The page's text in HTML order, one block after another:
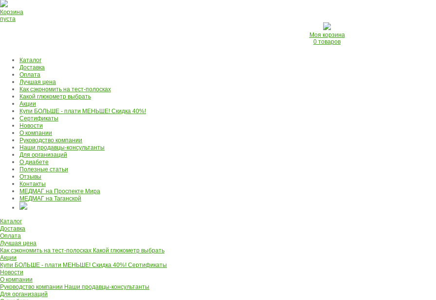
Корзина
пуста
Моя корзина
0 товаров
Каталог
Доставка
Оплата
Лучшая цена
Как сэкономить на тест-полосках
Какой глюкометр выбрать
Акции
Купи БОЛЬШЕ - плати МЕНЬШЕ! Скидка 40%!
Сертификаты
Новости
О компании
Руководство компании
Наши продавцы-консультанты
Для организаций
О диабете
Полезные статьи
Отзывы
Контакты
МЕДМАГ на Проспекте Мира
МЕДМАГ на Таганской
Каталог
Доставка
Оплата
Лучшая цена
Как сэкономить на тест-полосках Какой глюкометр выбрать
Акции
Купи БОЛЬШЕ - плати МЕНЬШЕ! Скидка 40%! Сертификаты
Новости
О компании
Руководство компании Наши продавцы-консультанты
Для организаций